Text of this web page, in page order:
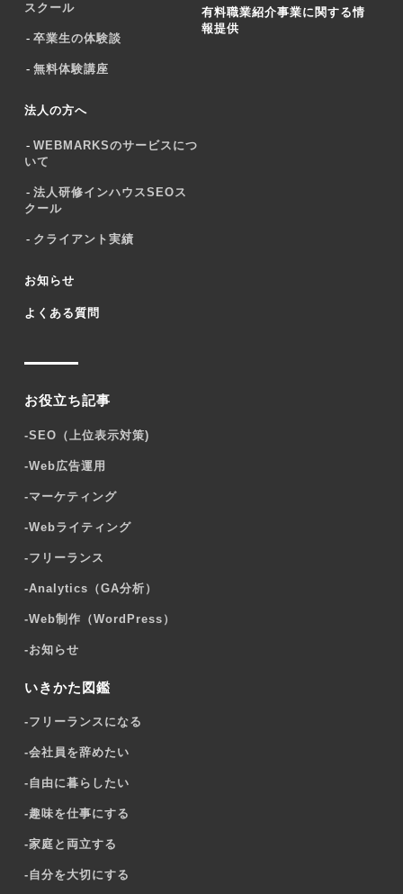
スクール
卒業生の体験談
無料体験講座
法人の方へ
WEBMARKSのサービスにつ
いて
法人研修インハウスSEOス
クール
クライアント実績
お知らせ
よくある質問
有料職業紹介事業に関する情
報提供
お役立ち記事
-SEO（上位表示対策)
-Web広告運用
-マーケティング
-Webライティング
-フリーランス
-Analytics（GA分析）
-Web制作（WordPress）
-お知らせ
いきかた図鑑
-フリーランスになる
-会社員を辞めたい
-自由に暮らしたい
-趣味を仕事にする
-家庭と両立する
-自分を大切にする